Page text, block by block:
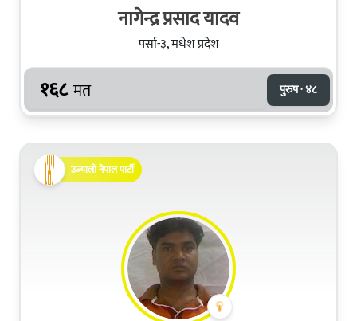
नागेन्द्र प्रसाद यादव
पर्सा-३, मधेश प्रदेश
१६८ मत पुरुष · ४८
उज्यालो नेपाल पार्टी